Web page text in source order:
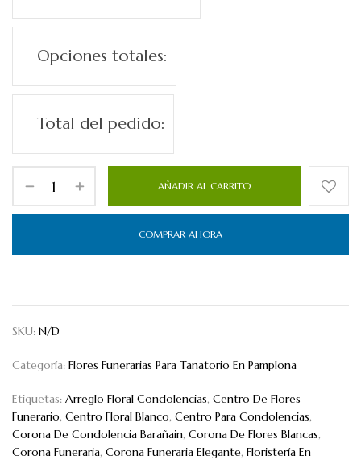
Opciones totales:
Total del pedido:
AÑADIR AL CARRITO
COMPRAR AHORA
SKU: N/D
Categoría: Flores Funerarias Para Tanatorio En Pamplona
Etiquetas: Arreglo Floral Condolencias, Centro De Flores
Funerario, Centro Floral Blanco, Centro Para Condolencias,
Corona De Condolencia Barañain, Corona De Flores Blancas,
Corona Funeraria, Corona Funeraria Elegante, Floristería En